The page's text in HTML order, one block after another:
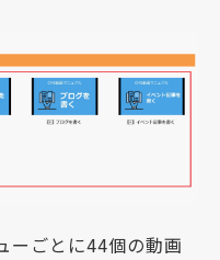
ーごとに44個の動画